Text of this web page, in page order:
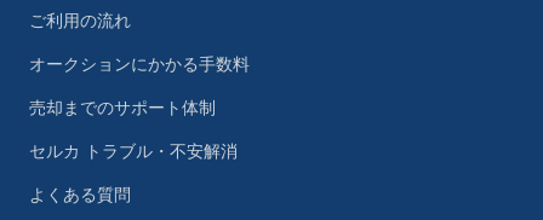
ご利用の流れ
オークションにかかる手数料
売却までのサポート体制
セルカ トラブル・不安解消
よくある質問